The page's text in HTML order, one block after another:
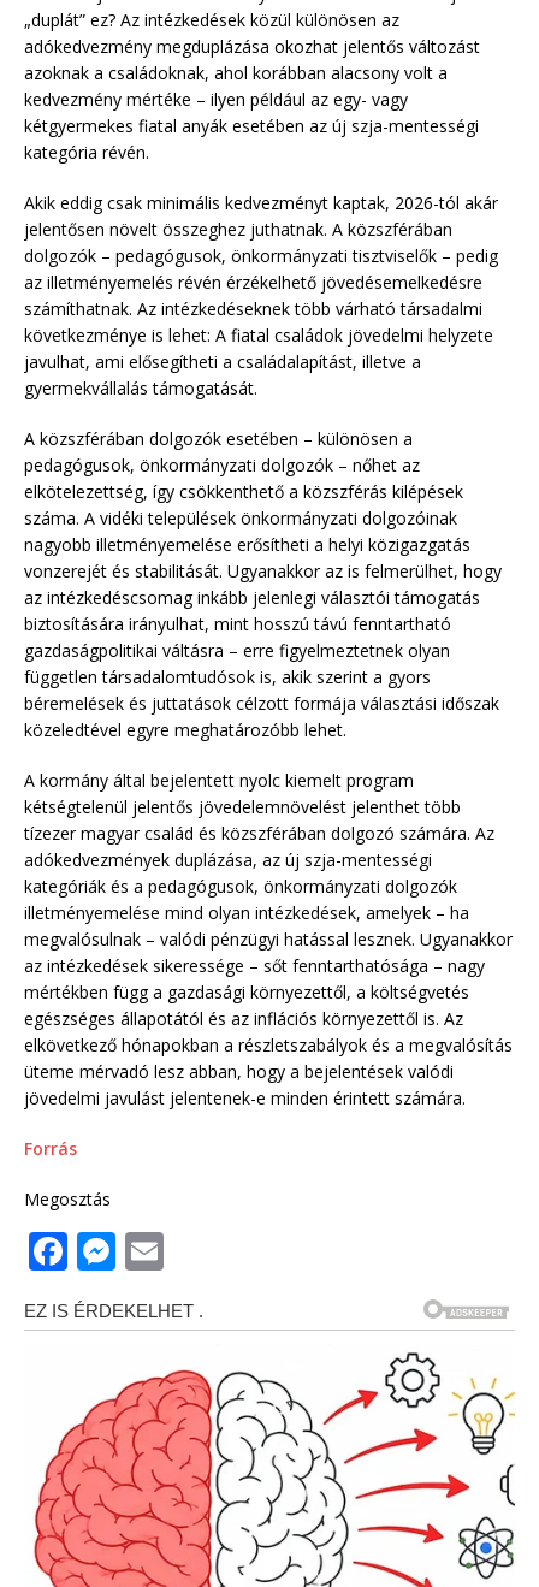
„duplát” ez? Az intézkedések közül különösen az
adókedvezmény megduplázása okozhat jelentős változást
azoknak a családoknak, ahol korábban alacsony volt a
kedvezmény mértéke – ilyen például az egy- vagy
kétgyermekes fiatal anyák esetében az új szja-mentességi
kategória révén.
Akik eddig csak minimális kedvezményt kaptak, 2026-tól akár
jelentősen növelt összeghez juthatnak. A közszférában
dolgozók – pedagógusok, önkormányzati tisztviselők – pedig
az illetményemelés révén érzékelhető jövedésemelkedésre
számíthatnak. Az intézkedéseknek több várható társadalmi
következménye is lehet: A fiatal családok jövedelmi helyzete
javulhat, ami elősegítheti a családalapítást, illetve a
gyermekvállalás támogatását.
A közszférában dolgozók esetében – különösen a
pedagógusok, önkormányzati dolgozók – nőhet az
elkötelezettség, így csökkenthető a közszférás kilépések
száma. A vidéki települések önkormányzati dolgozóinak
nagyobb illetményemelése erősítheti a helyi közigazgatás
vonzerejét és stabilitását. Ugyanakkor az is felmerülhet, hogy
az intézkedéscsomag inkább jelenlegi választói támogatás
biztosítására irányulhat, mint hosszú távú fenntartható
gazdaságpolitikai váltásra – erre figyelmeztetnek olyan
független társadalomtudósok is, akik szerint a gyors
béremelések és juttatások célzott formája választási időszak
közeledtével egyre meghatározóbb lehet.
A kormány által bejelentett nyolc kiemelt program
kétségtelenül jelentős jövedelemnövelést jelenthet több
tízezer magyar család és közszférában dolgozó számára. Az
adókedvezmények duplázása, az új szja-mentességi
kategóriák és a pedagógusok, önkormányzati dolgozók
illetményemelése mind olyan intézkedések, amelyek – ha
megvalósulnak – valódi pénzügyi hatással lesznek. Ugyanakkor
az intézkedések sikeressége – sőt fenntarthatósága – nagy
mértékben függ a gazdasági környezettől, a költségvetés
egészséges állapotától és az inflációs környezettől is. Az
elkövetkező hónapokban a részletszabályok és a megvalósítás
üteme mérvadó lesz abban, hogy a bejelentések valódi
jövedelmi javulást jelentenek-e minden érintett számára.
Forrás
Megosztás
F
a
c
b
o
o
k
M
ss
e
n
g
e
r
ai
l